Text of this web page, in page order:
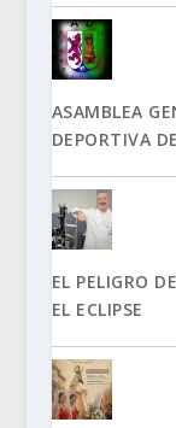
ASAMBLEA
DEPORTIVA
EL PELIGRO
EL ECLIPSE